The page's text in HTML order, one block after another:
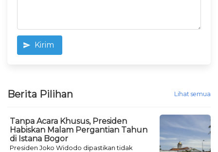
Kirim
Berita Pilihan Lihat semua
Tanpa Acara Khusus, Presiden
Habiskan Malam Pergantian Tahun
di Istana Bogor
Presiden Joko Widodo dipastikan tidak